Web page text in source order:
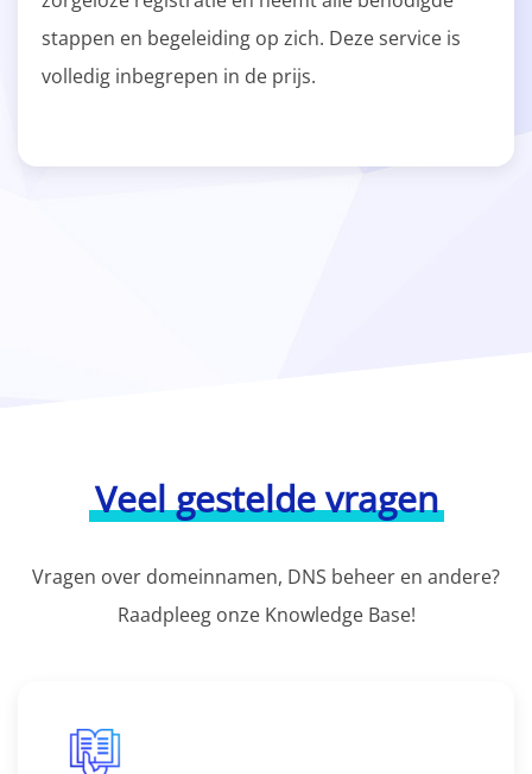
stappen en begeleiding op zich. Deze service is
volledig inbegrepen in de prijs.
Veel gestelde vragen
Vragen over domeinnamen, DNS beheer en andere?
Raadpleeg onze Knowledge Base!